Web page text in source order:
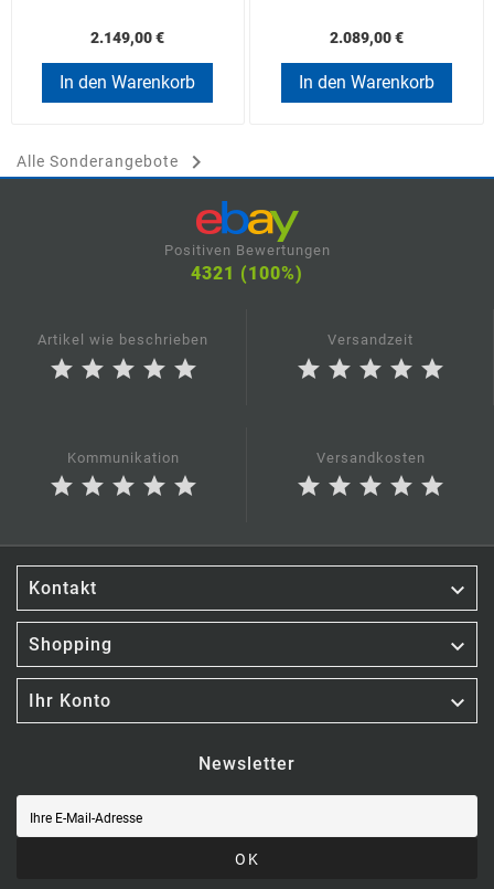
2.149,00 €
In den Warenkorb
2.089,00 €
In den Warenkorb
Alle Sonderangebote 
Positiven Bewertungen
4321 (100%)
Artikel wie beschrieben
star star star star star
Versandzeit
star star star star star
Kommunikation
star star star star star
Versandkosten
star star star star star
Kontakt 
Shopping 
Ihr Konto 
Newsletter
OK